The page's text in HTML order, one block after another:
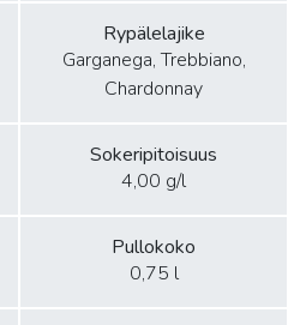
Rypälelajike
Garganega, Trebbiano,
Chardonnay
Sokeripitoisuus
4,00 g/l
Pullokoko
0,75 l